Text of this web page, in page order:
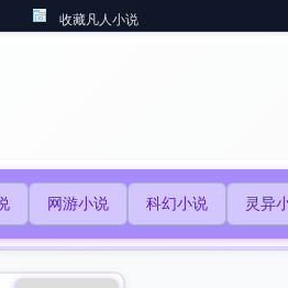
收藏凡人小说
网游小说 科幻小说 灵异